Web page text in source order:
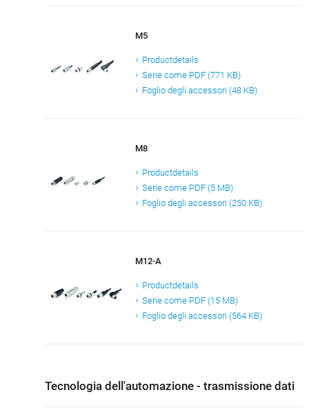
M5
Productdetails
Serie come PDF (771 KB)
Foglio degli accessori (48 KB)
M8
Productdetails
Serie come PDF (5 MB)
Foglio degli accessori (250 KB)
M12-A
Productdetails
Serie come PDF (15 MB)
Foglio degli accessori (564 KB)
Tecnologia dell'automazione - trasmissione dati